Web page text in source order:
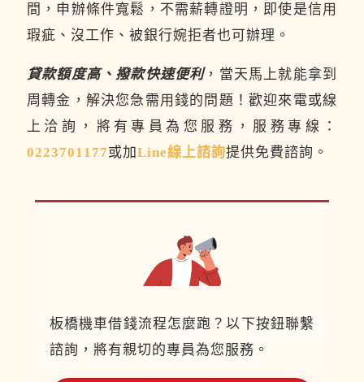
間，申辦條件寬鬆，不需薪轉證明，即使是信用
瑕疵、沒工作、被銀行婉拒者也可辦理。
貸款額度高、撥款快速便利，當天馬上就能拿到
周轉金，解決您急需用錢的問題！歡迎來電或線
上洽詢，將有專員為您服務，服務專線：
0223701177或加Line線上諮詢提供免費諮詢。
板橋機車借錢流程怎麼跑？以下按鈕聯繫
諮詢，將有親切的專員為您服務。